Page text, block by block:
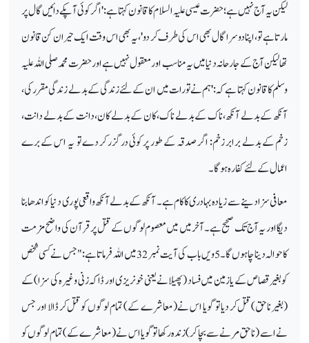
لیکن یہ آج نہیں ہے؛ حضرت عیسی علیہ السلام کا قانون کہتا ہے: 'اگر کوئی آپکے دائیں گال پر
مارتا ہے تو ، اپنا دوسرا گال بھی اس کی طرف کر دو'، یہ بھی اس وقت ایک حیران کن قانون
تھا لیکن آج کے جارحانہ دنیا میں یہ مناسب اور معقول نہیں ہے اور حضرت محمد صلی اللہ علیہ
وسلم کا قانون کہتا ہے کہ:' ہم نے تورات میں ان کے لئے زندگی کے بدلے زندگی مقرر کی،
آنکھ کے بدلے آنکھ، ناک کے بدلے ناک، کان کے بدلے کان، دانت کے بدلے دانت،
زخم کے بدلے برابر زخم: اگر صدقہ کے طور پر کوئی در گزر کر دے تو یہ اس کے برے
اعمال کے لئے کفارہ ہوگا۔
معافی سزا دینے سے زیادہ بہادری کا کام ہے۔ آنکھ کے بدلے آنکھ واقعی پوری دنیا کو اندھا بنا
دیگا اور یہ آج تک صحیح ہے۔ آخر میں میں معصوم لوگوں کے قتل پر قرآن کی واضح مزمت
کا حوالہ دینا چاہوں گا۔ 5ویں باب کی آیت نمبر 32 میں اللہ فرماتا ہے: " جس نے کسی شخص
کو بغیر قصاص کے یا زمین میں فساد (پھیلانے یعنی خونریزی اور ڈاکہ زنی وغیرہ کی سزا) کے
(بغیر ناحق) قتل کر دیا تو گویا اس نے (معاشرے کے) تمام لوگوں کو قتل کر ڈالا اور جس
نے اسے (ناحق مرنے سے بچا کر) زندہ رکھا تو گویا اس نے (معاشرے کے) تمام لوگوں کو